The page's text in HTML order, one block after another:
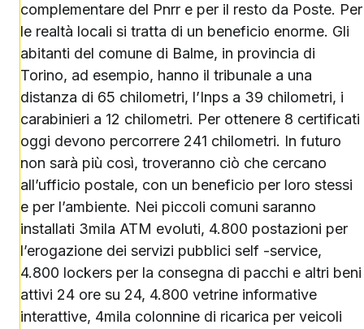
complementare del Pnrr e per il resto da Poste. Per
le realtà locali si tratta di un beneficio enorme. Gli
abitanti del comune di Balme, in provincia di
Torino, ad esempio, hanno il tribunale a una
distanza di 65 chilometri, l’Inps a 39 chilometri, i
carabinieri a 12 chilometri. Per ottenere 8 certificati
oggi devono percorrere 241 chilometri. In futuro
non sarà più così, troveranno ciò che cercano
all’ufficio postale, con un beneficio per loro stessi
e per l’ambiente. Nei piccoli comuni saranno
installati 3mila ATM evoluti, 4.800 postazioni per
l’erogazione dei servizi pubblici self -service,
4.800 lockers per la consegna di pacchi e altri beni
attivi 24 ore su 24, 4.800 vetrine informative
interattive, 4mila colonnine di ricarica per veicoli